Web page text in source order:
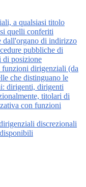
a qualsiasi titolo
quelli conferiti
dall'organo di indirizzo
pubbliche di
di posizione
funzioni dirigenziali (da
che distinguano le
dirigenti, dirigenti
titolari di
con funzioni
discrezionali